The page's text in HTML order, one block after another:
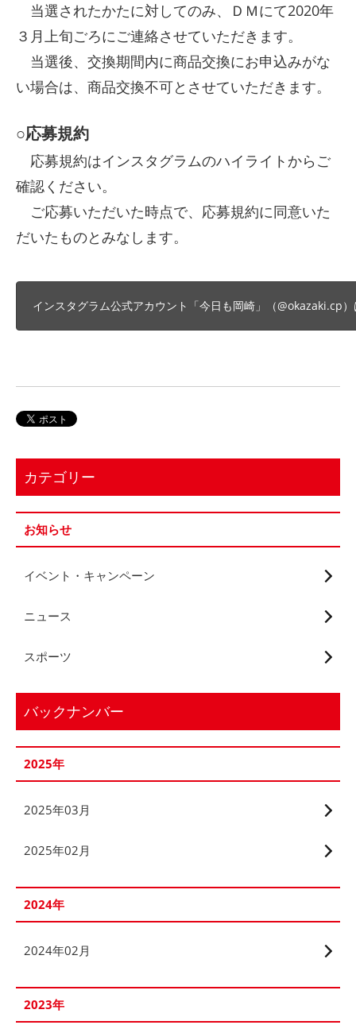
当選されたかたに対してのみ、ＤＭにて2020年
３月上旬ごろにご連絡させていただきます。
当選後、交換期間内に商品交換にお申込みがな
い場合は、商品交換不可とさせていただきます。
○応募規約
応募規約はインスタグラムのハイライトからご
確認ください。
ご応募いただいた時点で、応募規約に同意いた
だいたものとみなします。
インスタグラム公式アカウント「今日も岡崎」（@okazaki.cp
カテゴリー
お知らせ
イベント・キャンペーン
ニュース
スポーツ
バックナンバー
2025年
2025年03月
2025年02月
2024年
2024年02月
2023年